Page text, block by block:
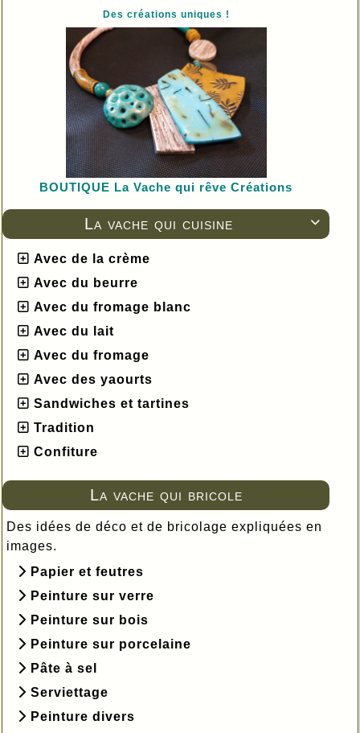
Des créations uniques !
BOUTIQUE La Vache qui rêve Créations

La vache qui cuisine
Avec de la crème
Avec du beurre
Avec du fromage blanc
Avec du lait
Avec du fromage
Avec des yaourts
Sandwiches et tartines
Tradition
Confiture
La vache qui bricole
Des idées de déco et de bricolage expliquées en
images.
Papier et feutres
Peinture sur verre
Peinture sur bois
Peinture sur porcelaine
Pâte à sel
Serviettage
Peinture divers